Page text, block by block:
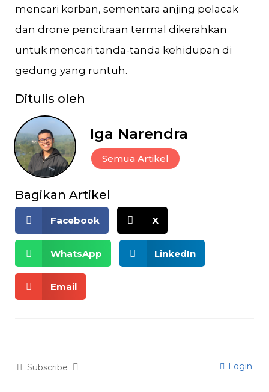
mencari korban, sementara anjing pelacak
dan drone pencitraan termal dikerahkan
untuk mencari tanda-tanda kehidupan di
gedung yang runtuh.
Ditulis oleh
Iga Narendra
Semua Artikel
Bagikan Artikel
Facebook X
WhatsApp LinkedIn
Email
Subscribe Login